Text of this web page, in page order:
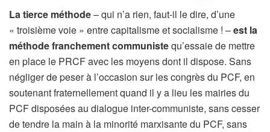
La tierce méthode– qui n’a rien, faut-il le dire, d’une
« troisième voie » entre capitalisme et socialisme ! –est la
méthode franchement communistequ’essaie de mettre
en place le PRCF avec les moyens dont il dispose. Sans
négliger de peser à l’occasion sur les congrès du PCF, en
soutenant fraternellement quand il y a lieu les mairies du
PCF disposées au dialogue inter-communiste, sans cesser
de tendre la main à la minorité marxisante du PCF, sans